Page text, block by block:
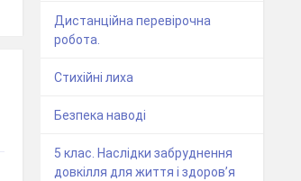
Дистанційна перевірочна
робота.
Стихійні лиха
Безпека наводі
5 клас. Наслідки забруднення
довкілля для життя і здоров’я